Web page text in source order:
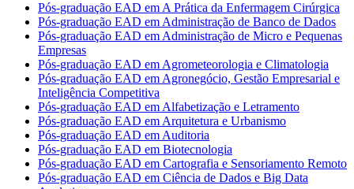
Pós-graduação EAD em A Prática da Enfermagem Cirúrgica
Pós-graduação EAD em Administração de Banco de Dados
Pós-graduação EAD em Administração de Micro e Pequenas
Empresas
Pós-graduação EAD em Agrometeorologia e Climatologia
Pós-graduação EAD em Agronegócio, Gestão Empresarial e
Inteligência Competitiva
Pós-graduação EAD em Alfabetização e Letramento
Pós-graduação EAD em Arquitetura e Urbanismo
Pós-graduação EAD em Auditoria
Pós-graduação EAD em Biotecnologia
Pós-graduação EAD em Cartografia e Sensoriamento Remoto
Pós-graduação EAD em Ciência de Dados e Big Data